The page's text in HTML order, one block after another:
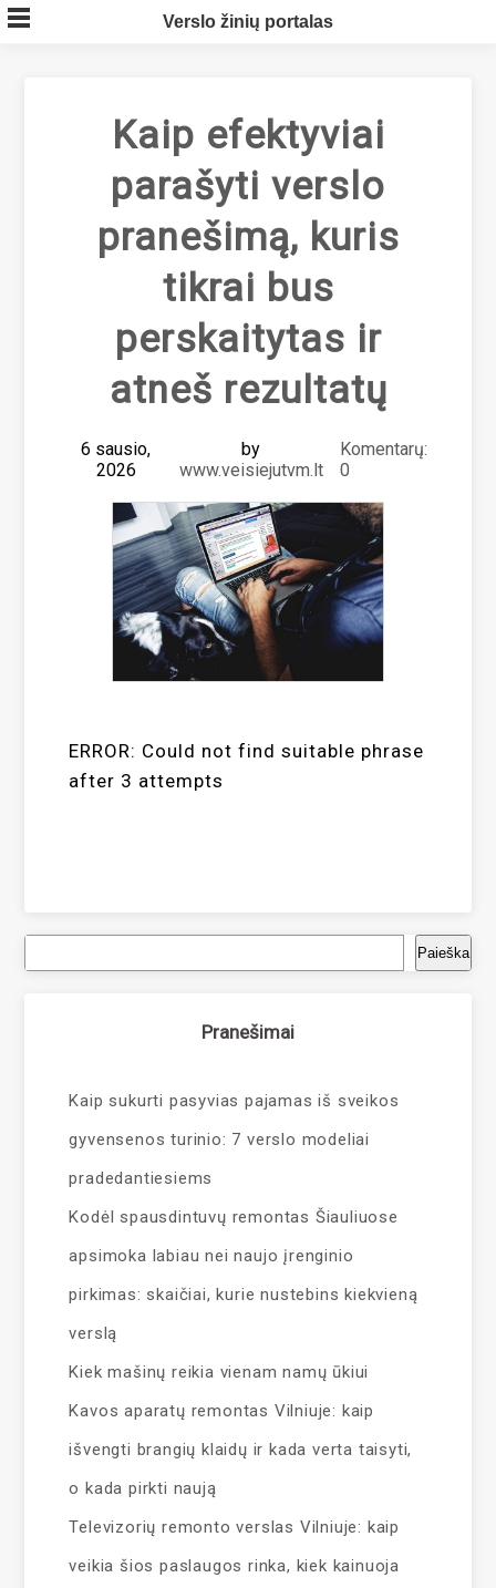
Skip
to
Verslo žinių portalas
Kaip efektyviai
parašyti verslo
pranešimą, kuris
tikrai bus
perskaitytas ir
atneš rezultatų
6 sausio,
2026
by
www.veisiejutvm.lt
Komentarų:
0
ERROR: Could not find suitable phrase
after 3 attempts
Paieška
Pranešimai
Kaip sukurti pasyvias pajamas iš sveikos
gyvensenos turinio: 7 verslo modeliai
pradedantiesiems
Kodėl spausdintuvų remontas Šiauliuose
apsimoka labiau nei naujo įrenginio
pirkimas: skaičiai, kurie nustebins kiekvieną
verslą
Kiek mašinų reikia vienam namų ūkiui
Kavos aparatų remontas Vilniuje: kaip
išvengti brangių klaidų ir kada verta taisyti,
o kada pirkti naują
Televizorių remonto verslas Vilniuje: kaip
veikia šios paslaugos rinka, kiek kainuoja